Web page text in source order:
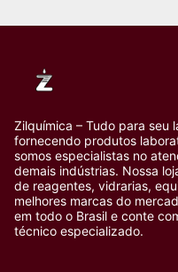
Zilquímica – Tudo para seu
fornecendo produtos
somos especialistas no
demais indústrias. Nossa
de reagentes, vidrarias,
melhores marcas do
em todo o Brasil e conte
técnico especializado.